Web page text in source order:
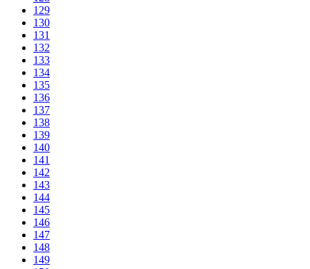
129
130
131
132
133
134
135
136
137
138
139
140
141
142
143
144
145
146
147
148
149